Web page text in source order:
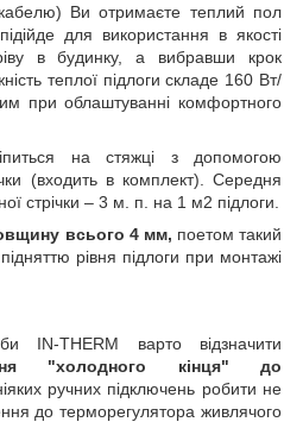
Ви отримаєте теплий пол
для використання в якості
в будинку, а вибравши крок
теплої підлоги складе 160 Вт/
при облаштуванні комфортного
на стяжці з допомогою
(входить в комплект). Середня
стрічки – 3 м. п. на 1 м2 підлоги.
всього 4 мм, поетом такий
рівня підлоги при монтажі
IN-THERM варто відзначити
"холодного кінця" до
ручних підключень робити не
до терморегулятора живлячого